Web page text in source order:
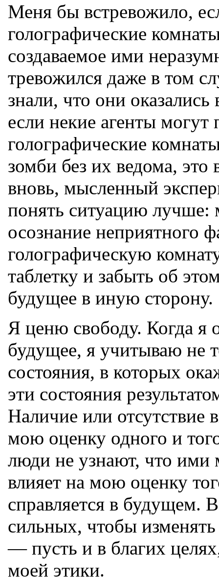
Меня бы встревожило,
голографические
создаваемое ими
тревожился даже в том
знали, что они
если некие агенты
голографические
зомби без их ведома,
вновь, мысленный
понять ситуацию лучше:
осознание неприятного
голографическую
таблетку и забыть об
будущее в иную сторону.
Я ценю свободу. Когда я
будущее, я учитываю не
состояния, в которых
эти состояния
Наличие или отсутствие
мою оценку одного и
люди не узнают, что ими
влияет на мою оценку
справляется в будущем.
сильных, чтобы
— пусть и в благих
моей этики.